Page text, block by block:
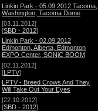
Linkin Park - 05.09.2012 Tacoma,
Washington, Tacoma Dome
[03.11.2012]
[SBD - 2012]
Linkin Park - 02.09.2012
Edmonton, Alberta, Edmonton
EXPO Center, SONiC BOOM
[02.11.2012]
[LPTV]
LPTV - Breed Crows And They
Will Take Out Your Eyes
[22.10.2012]
[SBD - 2012]